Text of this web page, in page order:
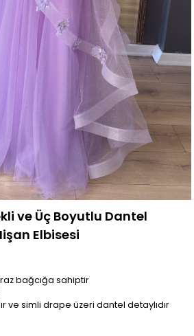
ve Üç Boyutlu Dantel
Elbisesi
bağcığa sahiptir
ve simli drape üzeri dantel detaylıdır